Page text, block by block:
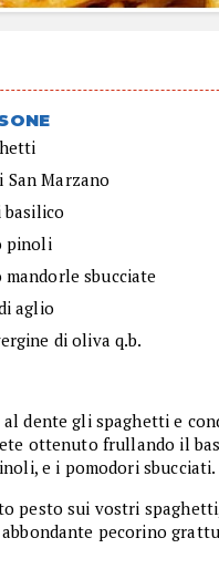
San Marzano
basilico
pinoli
mandorle sbucciate
aglio
di oliva q.b.
al dente gli spaghetti e
ottenuto frullando il
e i pomodori sbucciati.
pesto sui vostri
pecorino